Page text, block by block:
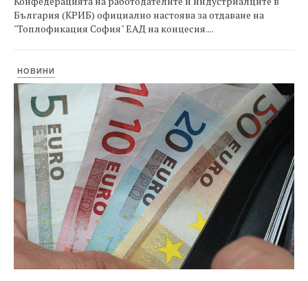
България (КРИБ) официално настоява за отдаване на
"Топлофикация София" ЕАД на концесия....
НОВИНИ